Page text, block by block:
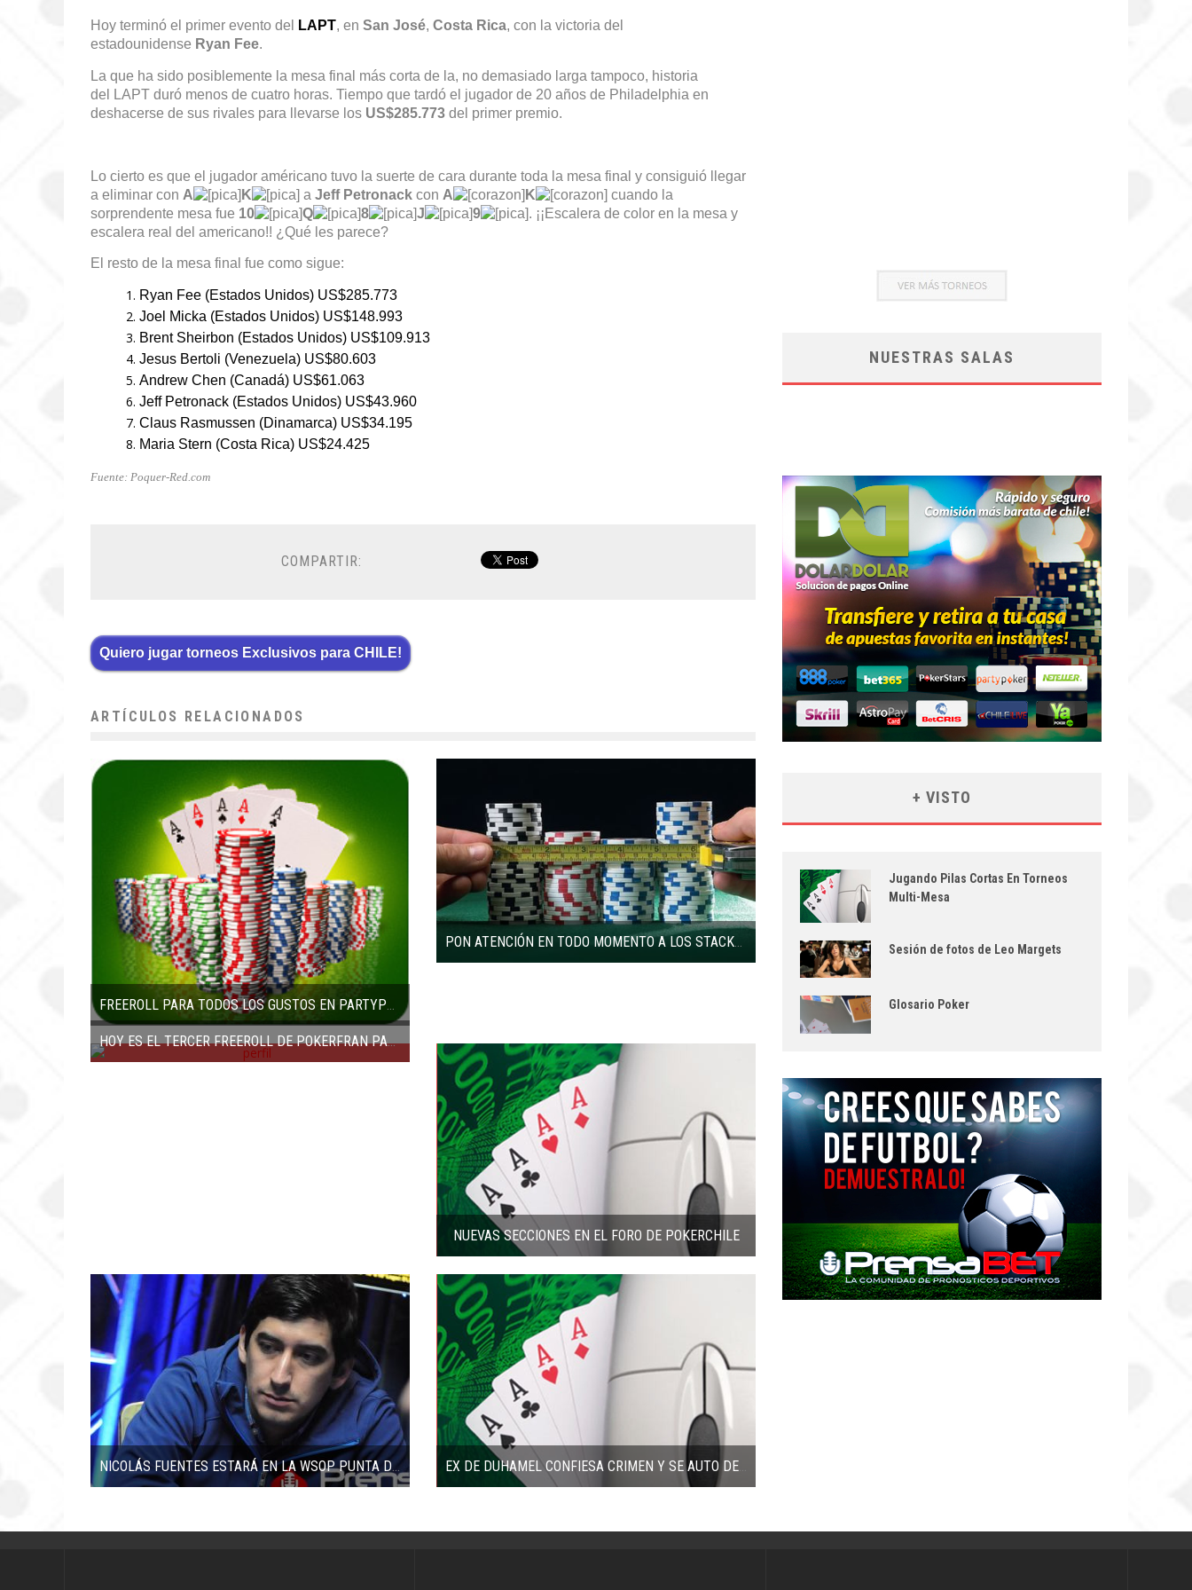
Hoy terminó el primer evento del LAPT, en San José, Costa Rica, con la victoria del
estadounidense Ryan Fee.
La que ha sido posiblemente la mesa final más corta de la, no demasiado larga tampoco, historia
del LAPT duró menos de cuatro horas. Tiempo que tardó el jugador de 20 años de Philadelphia en
deshacerse de sus rivales para llevarse los US$285.773 del primer premio.
Lo cierto es que el jugador américano tuvo la suerte de cara durante toda la mesa final y consiguió llegar
a eliminar con A K a Jeff Petronack con A K
cuando la
sorprendente mesa fue 10 Q 8 J 9
. ¡¡Escalera de color en la mesa y
escalera real del americano!! ¿Qué les parece?
El resto de la mesa final fue como sigue:
Ryan Fee (Estados Unidos) US$285.773
Joel Micka (Estados Unidos) US$148.993
Brent Sheirbon (Estados Unidos) US$109.913
Jesus Bertoli (Venezuela) US$80.603
Andrew Chen (Canadá) US$61.063
Jeff Petronack (Estados Unidos) US$43.960
Claus Rasmussen (Dinamarca) US$34.195
Maria Stern (Costa Rica) US$24.425
Fuente: Poquer-Red.com
COMPARTIR:
Quiero jugar torneos Exclusivos para CHILE!
ARTÍCULOS RELACIONADOS
FREEROLL PARA TODOS LOS GUSTOS EN PARTYPOKER – MAS DE US$100.000 EN PREMIOS AL MES
PON ATENCIÓN EN TODO MOMENTO A LOS STACKS EN TORNEOS
HOY ES EL TERCER FREEROLL DE POKERFRAN PARA MONTICELLO
NUEVAS SECCIONES EN EL FORO DE POKERCHILE
NICOLÁS FUENTES ESTARÁ EN LA WSOP PUNTA DEL ESTE EX DE DUHAMEL CONFIESA CRIMEN Y SE AUTO DENOMINA “JUGADORA DE POKER”
NUESTRAS SALAS
+ VISTO
Jugando Pilas Cortas En Torneos
Multi-Mesa
Sesión de fotos de Leo Margets
Glosario Poker